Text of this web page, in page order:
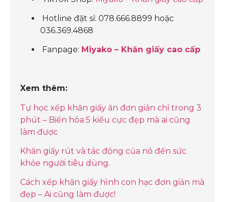
Hotline đặt sỉ: 078.666.8899 hoặc
036.369.4868
Fanpage: Miyako – Khăn giấy cao cấp
Xem thêm:
Tự học xếp khăn giấy ăn đơn giản chỉ trong 3
phút – Biến hóa 5 kiểu cực đẹp mà ai cũng
làm được
Khăn giấy rút và tác động của nó đến sức
khỏe người tiêu dùng.
Cách xếp khăn giấy hình con hạc đơn giản mà
đẹp – Ai cũng làm được!